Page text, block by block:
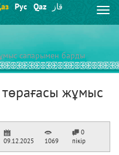
Рус Qaz قاز
сапарымен барды
жұмыс
09.12.2025 1069
0
пікір